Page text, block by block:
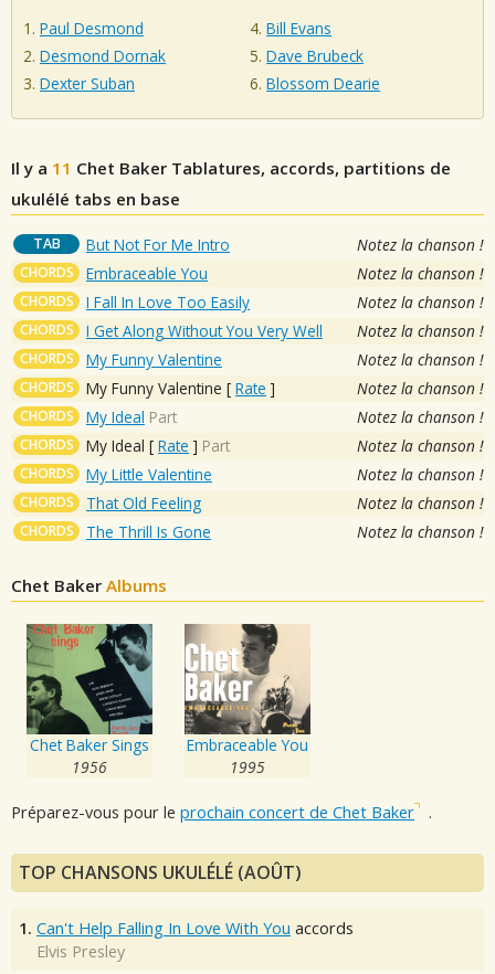
Paul Desmond
Desmond Dornak
Dexter Suban
Bill Evans
Dave Brubeck
Blossom Dearie
Il y a 11 Chet Baker Tablatures, accords, partitions de
ukulélé tabs en base
TAB But Not For Me Intro Notez la chanson !
CHORDS Embraceable You Notez la chanson !
CHORDS I Fall In Love Too Easily Notez la chanson !
CHORDS I Get Along Without You Very Well Notez la chanson !
CHORDS My Funny Valentine Notez la chanson !
CHORDS My Funny Valentine [ Rate ] Notez la chanson !
CHORDS My Ideal Part Notez la chanson !
CHORDS My Ideal [ Rate ] Part Notez la chanson !
CHORDS My Little Valentine Notez la chanson !
CHORDS That Old Feeling Notez la chanson !
CHORDS The Thrill Is Gone Notez la chanson !
Chet Baker Albums
Chet Baker Sings
1956
Embraceable You
1995
Préparez-vous pour le prochain concert de Chet Baker .
TOP CHANSONS UKULÉLÉ (AOÛT)
1. Can't Help Falling In Love With You accords
Elvis Presley